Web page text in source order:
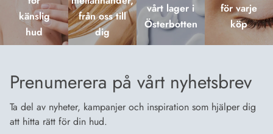
känslig
hud
från oss till
dig
vårt lager i
Österbotten
för varje
köp
Prenumerera på vårt nyhetsbrev
Ta del av nyheter, kampanjer och inspiration som hjälper dig
att hitta rätt för din hud.